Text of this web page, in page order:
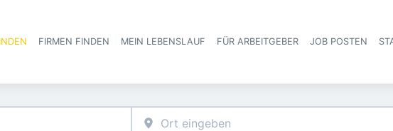
Haupt-Navigation
FIRMEN FINDEN MEIN LEBENSLAUF FÜR ARBEITGEBER JOB POSTEN